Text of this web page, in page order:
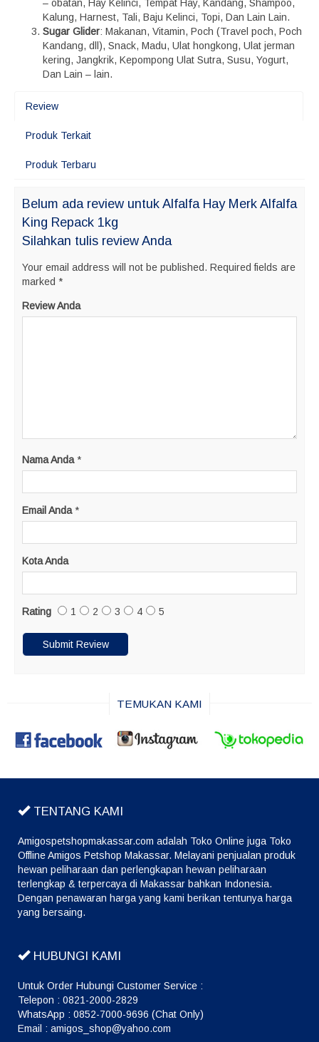
– obatan, Hay Kelinci, Tempat Hay, Kandang, Shampoo,
Kalung, Harnest, Tali, Baju Kelinci, Topi, Dan Lain Lain.
Sugar Glider: Makanan, Vitamin, Poch (Travel poch, Poch
Kandang, dll), Snack, Madu, Ulat hongkong, Ulat jerman
kering, Jangkrik, Kepompong Ulat Sutra, Susu, Yogurt,
Dan Lain – lain.
Review
Produk Terkait
Produk Terbaru
Belum ada review untuk Alfalfa Hay Merk Alfalfa
King Repack 1kg
Silahkan tulis review Anda
Your email address will not be published. Required fields are
marked *
Review Anda
Nama Anda *
Email Anda *
Kota Anda
Rating 1 2 3 4 5
TEMUKAN KAMI
TENTANG KAMI
Amigospetshopmakassar.com adalah Toko Online juga Toko
Offline Amigos Petshop Makassar. Melayani penjualan produk
hewan peliharaan dan perlengkapan hewan peliharaan
terlengkap & terpercaya di Makassar bahkan Indonesia.
Dengan penawaran harga yang kami berikan tentunya harga
yang bersaing.
HUBUNGI KAMI
Untuk Order Hubungi Customer Service :
Telepon : 0821-2000-2829
WhatsApp : 0852-7000-9696 (Chat Only)
Email : amigos_shop@yahoo.com